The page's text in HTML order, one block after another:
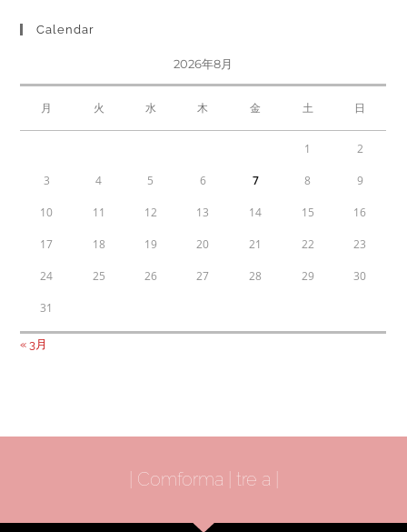
Calendar
2026年8月
月 火 水 木 金 土 日
1 2
3 4 5 6 7 8 9
10 11 12 13 14 15 16
17 18 19 20 21 22 23
24 25 26 27 28 29 30
31
« 3月
| Comforma | tre a |